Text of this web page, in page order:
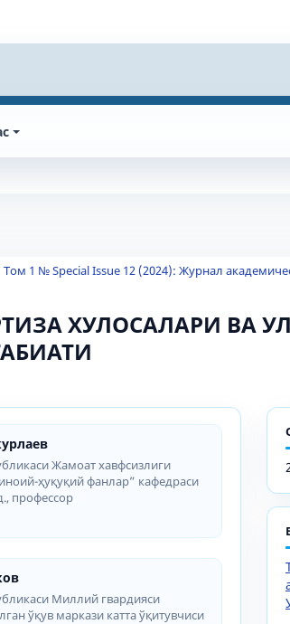
Том 1 № Special Issue 12 (2024): Журнал
ХУЛОСАЛАРИ ВА
Жамоат хавфсизлиги
ҳуқуқий фанлар” кафедраси
профессор
Миллий гвардияси
ўқув маркази катта ўқитувчиси